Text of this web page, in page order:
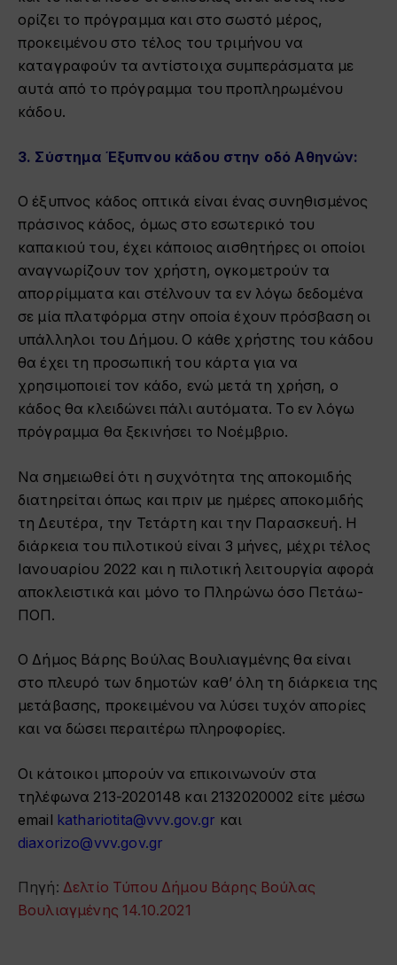
ορίζει το πρόγραμμα και στο σωστό μέρος,
προκειμένου στο τέλος του τριμήνου να
καταγραφούν τα αντίστοιχα συμπεράσματα με
αυτά από το πρόγραμμα του προπληρωμένου
κάδου.
3. Σύστημα Έξυπνου κάδου στην οδό Αθηνών:
Ο έξυπνος κάδος οπτικά είναι ένας συνηθισμένος
πράσινος κάδος, όμως στο εσωτερικό του
καπακιού του, έχει κάποιος αισθητήρες οι οποίοι
αναγνωρίζουν τον χρήστη, ογκομετρούν τα
απορρίμματα και στέλνουν τα εν λόγω δεδομένα
σε μία πλατφόρμα στην οποία έχουν πρόσβαση οι
υπάλληλοι του Δήμου. Ο κάθε χρήστης του κάδου
θα έχει τη προσωπική του κάρτα για να
χρησιμοποιεί τον κάδο, ενώ μετά τη χρήση, ο
κάδος θα κλειδώνει πάλι αυτόματα. Το εν λόγω
πρόγραμμα θα ξεκινήσει το Νοέμβριο.
Να σημειωθεί ότι η συχνότητα της αποκομιδής
διατηρείται όπως και πριν με ημέρες αποκομιδής
τη Δευτέρα, την Τετάρτη και την Παρασκευή. Η
διάρκεια του πιλοτικού είναι 3 μήνες, μέχρι τέλος
Ιανουαρίου 2022 και η πιλοτική λειτουργία αφορά
αποκλειστικά και μόνο το Πληρώνω όσο Πετάω-
ΠΟΠ.
Ο Δήμος Βάρης Βούλας Βουλιαγμένης θα είναι
στο πλευρό των δημοτών καθ’ όλη τη διάρκεια της
μετάβασης, προκειμένου να λύσει τυχόν απορίες
και να δώσει περαιτέρω πληροφορίες.
Οι κάτοικοι μπορούν να επικοινωνούν στα
τηλέφωνα 213-2020148 και 2132020002 είτε μέσω
email kathariotita@vvv.gov.gr και
diaxorizo@vvv.gov.gr
Πηγή: Δελτίο Τύπου Δήμου Βάρης Βούλας
Βουλιαγμένης 14.10.2021